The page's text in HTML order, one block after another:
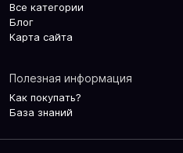
Все категории
Блог
Карта сайта
Полезная информация
Как покупать?
База знаний